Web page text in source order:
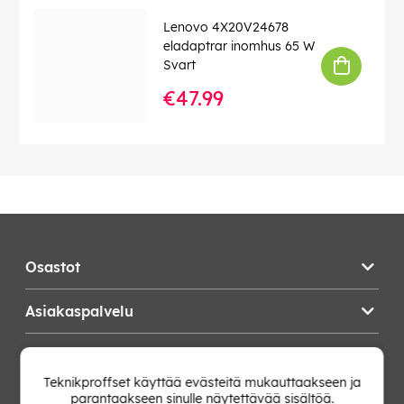
ThinkPad P-sarjan kannettaville
Lenovo 4X20V24678
eladaptrar inomhus 65 W
Svart
€47.99
Osastot
Asiakaspalvelu
Teknikproffset käyttää evästeitä mukauttaakseen ja
parantaakseen sinulle näytettävää sisältöä.